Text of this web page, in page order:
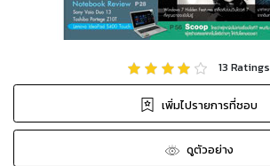
13 Ratings
เพิ่มไปรายการที่ชอบ
ดูตัวอย่าง